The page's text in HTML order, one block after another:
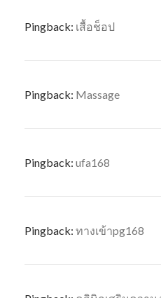
Pingback: เสื้อช็อป
Pingback: Massage
Pingback: ufa168
Pingback: ทางเข้าpg168